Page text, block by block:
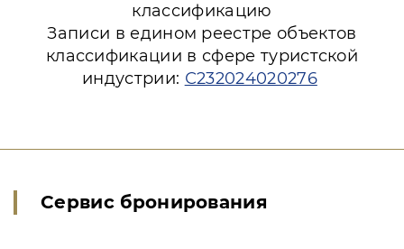
классификацию
Записи в едином реестре объектов
классификации в сфере туристской
индустрии: С232024020276
Сервис бронирования